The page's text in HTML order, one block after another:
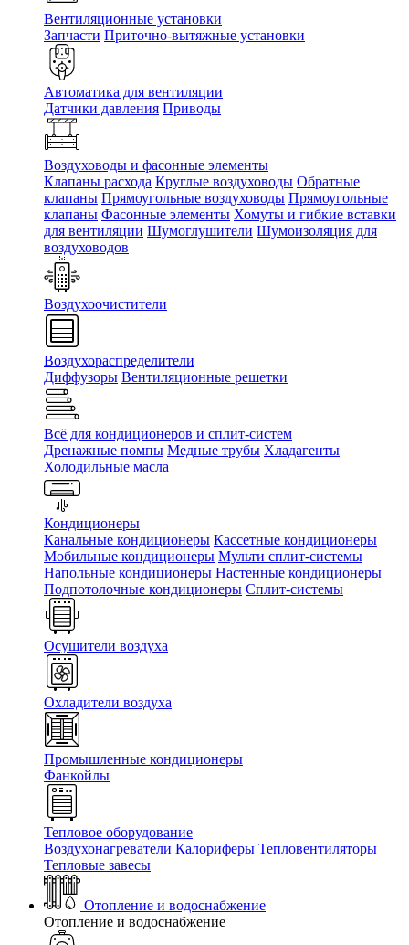
Вентиляционные установки
Запчасти Приточно-вытяжные установки
Автоматика для вентиляции
Датчики давления Приводы
Воздуховоды и фасонные элементы
Клапаны расхода Круглые воздуховоды Обратные
клапаны Прямоугольные воздуховоды Прямоугольные
клапаны Фасонные элементы Хомуты и гибкие вставки
для вентиляции Шумоглушители Шумоизоляция для
воздуховодов
Воздухоочистители
Воздухораспределители
Диффузоры Вентиляционные решетки
Всё для кондиционеров и сплит-систем
Дренажные помпы Медные трубы Хладагенты
Холодильные масла
Кондиционеры
Канальные кондиционеры Кассетные кондиционеры
Мобильные кондиционеры Мульти сплит-системы
Напольные кондиционеры Настенные кондиционеры
Подпотолочные кондиционеры Сплит-системы
Осушители воздуха
Охладители воздуха
Промышленные кондиционеры
Фанкойлы
Тепловое оборудование
Воздухонагреватели Калориферы Тепловентиляторы
Тепловые завесы
Отопление и водоснабжение
Отопление и водоснабжение